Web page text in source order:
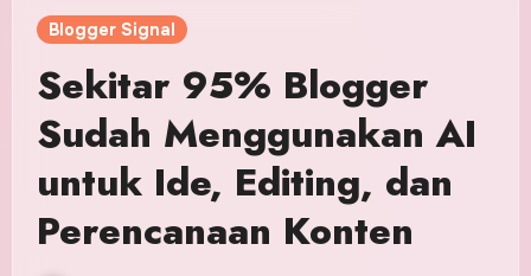
Blogger Signal
Sekitar 95% Blogger
Sudah Menggunakan AI
untuk Ide, Editing, dan
Perencanaan Konten